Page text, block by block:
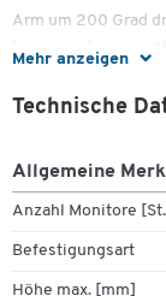
Mehr anzeigen
Arm um 200 Grad
bewegen Sie so
Monitors wird diese
Der farblich in
vollkommen
smarten
möglich. Kabel
Technische
Allgemeine
Anzahl Monitore
Befestigungsart
Höhe max. [mm]